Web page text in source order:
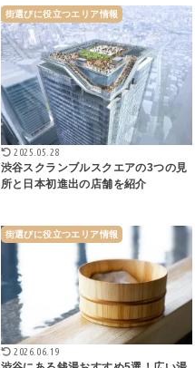
街選びに役立つエリア情報
2025.05.28
渋谷スクランブルスクエアの3つの見
所と日本初進出の店舗を紹介
街選びに役立つエリア情報
2026.06.19